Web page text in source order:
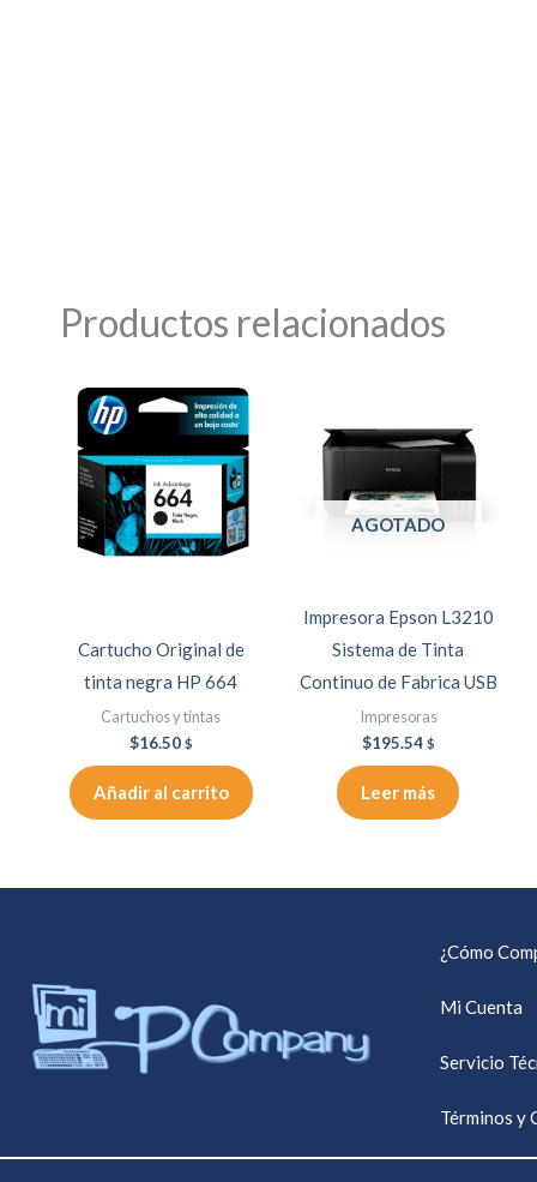
Productos relacionados
Cartucho Original de
tinta negra HP 664
Cartuchos y tintas
$16.50 $
Añadir al carrito
AGOTADO
Impresora Epson L3210
Sistema de Tinta
Continuo de Fabrica USB
Impresoras
$195.54 $
Leer más
¿Cómo
Mi Cuenta
Servicio
Términos y